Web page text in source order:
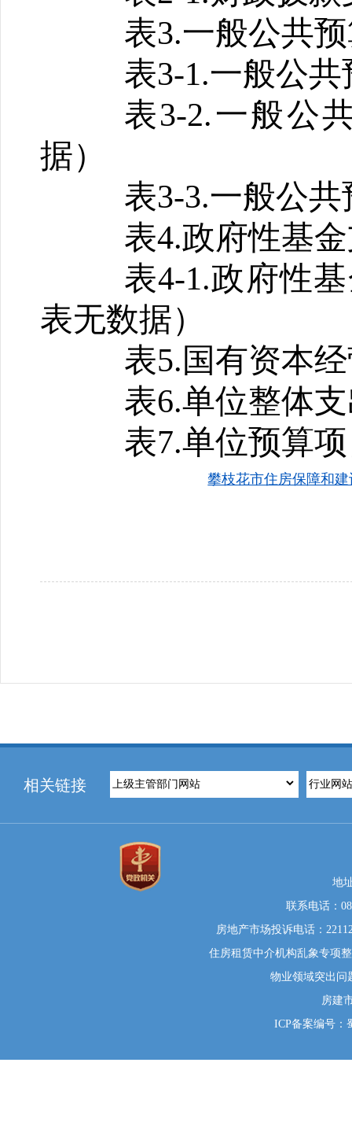
表3.一般公共
表3-1.一般公
表3-2.一般公
据）
表3-3.一般公
表4.政府性基
表4-1.政府性
表无数据）
表5.国有资本
表6.单位整体
表7.单位预算
攀枝花市住房保障和
相关链接
地
联系电话：
房地产市场投诉电话：
住房租赁中介机构乱象专项
物业领域突出问
房建
ICP备案编号：